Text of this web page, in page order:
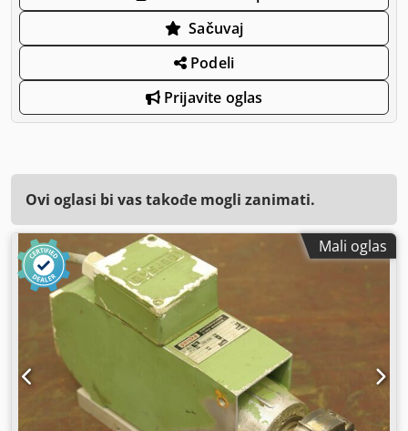
Sačuvaj
Podeli
Prijavite oglas
Ovi oglasi bi vas takođe mogli zanimati.
Mali oglas